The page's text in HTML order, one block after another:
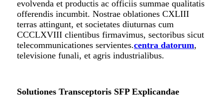
evolvenda et productis ac officiis summae qualitatis
offerendis incumbit. Nostrae oblationes CXLIII
terras attingunt, et societates diuturnas cum
CCCLXVIII clientibus firmavimus, sectoribus sicut
telecommunicationes servientes.centra datorum,
televisione funali, et agris industrialibus.
Solutiones Transceptoris SFP Explicandae